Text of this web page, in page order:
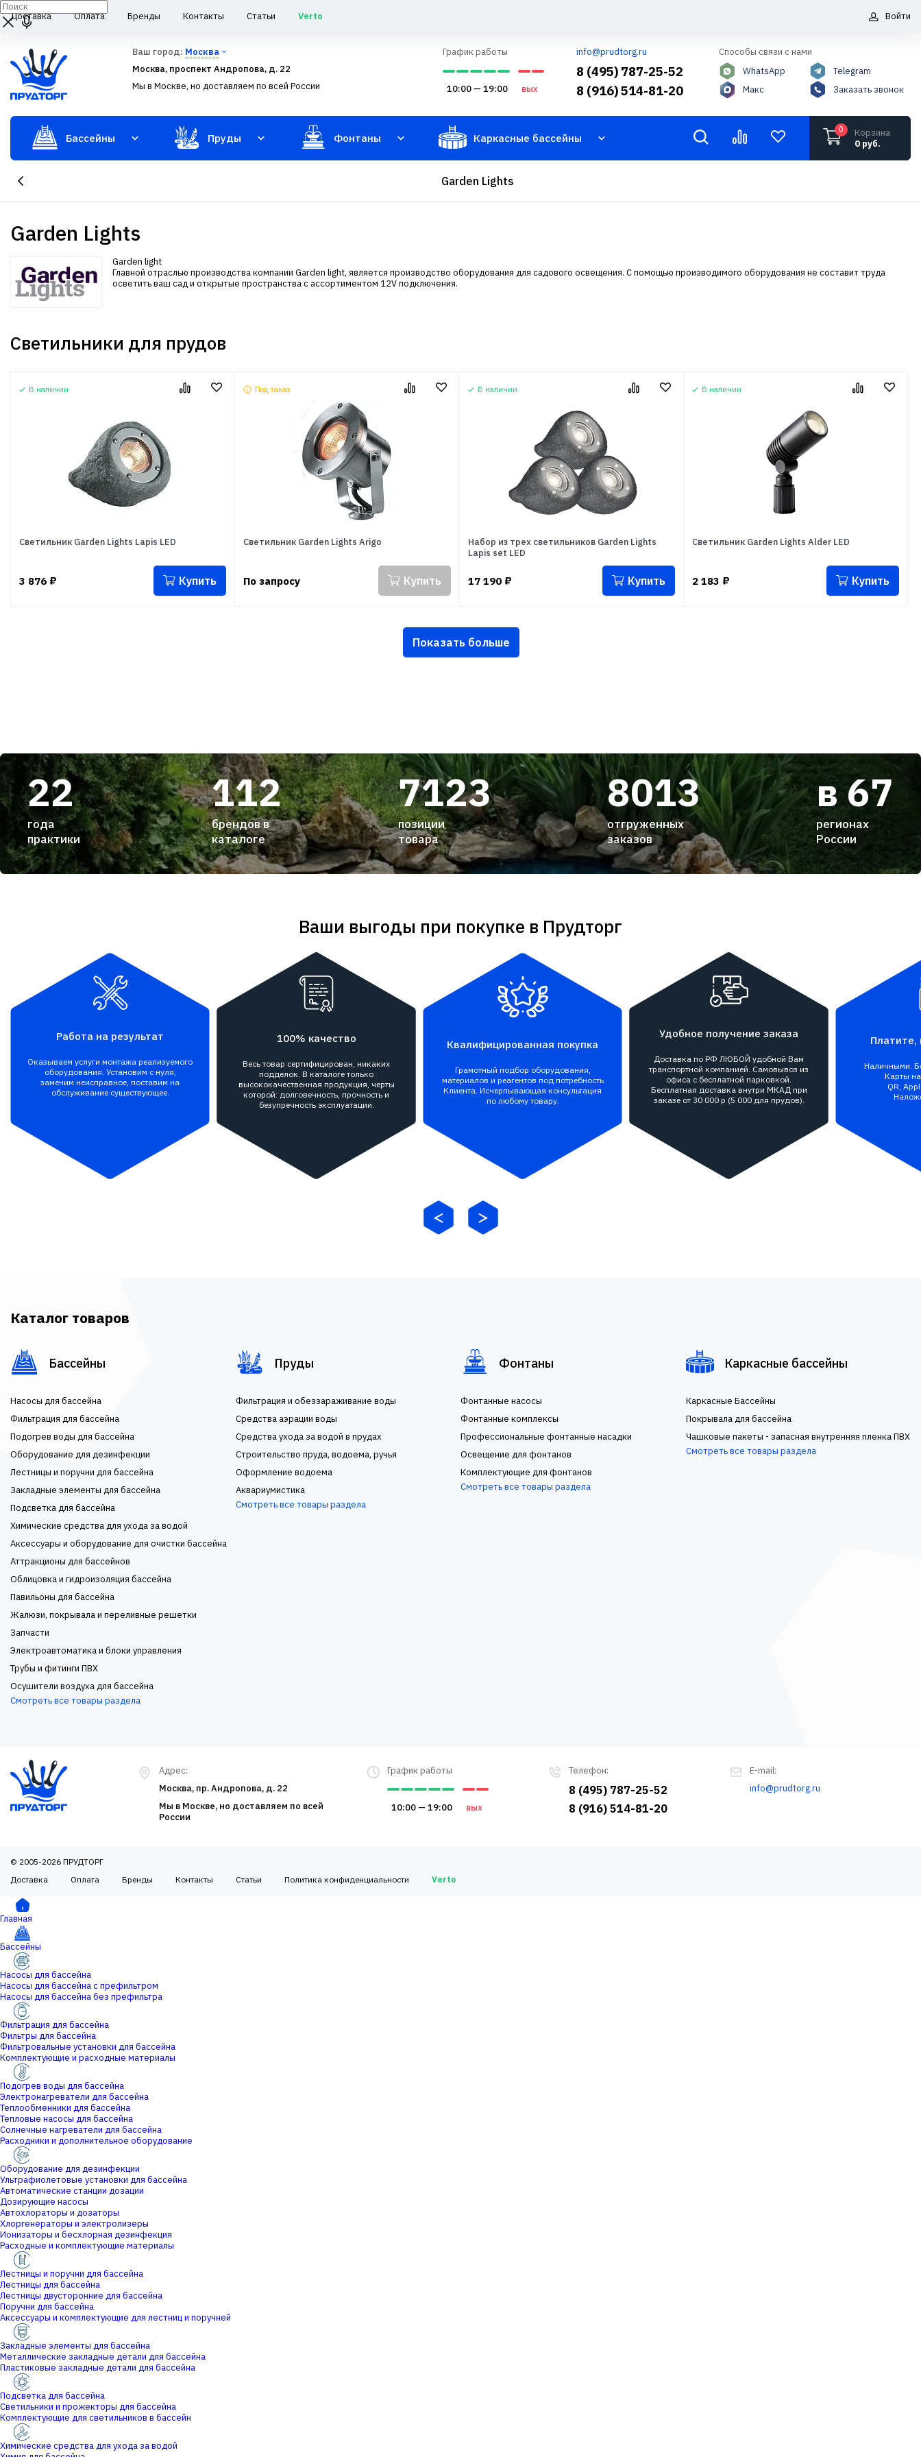
Доставка Оплата Бренды Контакты Статьи Verto Войти
Ваш город: Москва
Москва, проспект Андропова, д. 22
Мы в Москве, но доставляем по всей России
График работы
10:00 — 19:00 вых
info@prudtorg.ru
8 (495) 787-25-52
8 (916) 514-81-20
Способы связи с нами
WhatsApp
Макс
Telegram
Заказать звонок
Бассейны Пруды Фонтаны Каркасные бассейны
0
Корзина
0 руб.
Garden Lights
Garden Lights
Garden light
Главной отраслью производства компании Garden light, является производство оборудования для садового освещения. С помощью производимого оборудования не составит труда
осветить ваш сад и открытые пространства с ассортиментом 12V подключения.
Светильники для прудов
В наличии
Светильник Garden Lights Lapis LED
3 876 ₽ Купить
Под заказ
Светильник Garden Lights Arigo
По запросу Купить
В наличии
Набор из трех светильников Garden Lights
Lapis set LED
17 190 ₽ Купить
В наличии
Светильник Garden Lights Alder LED
2 183 ₽ Купить
Показать больше
22
года
практики
112
брендов в
каталоге
7123
позиции
товара
8013
отгруженных
заказов
в 67
регионах
России
Ваши выгоды при покупке в Прудторг
Работа на результат
Оказываем услуги монтажа реализуемого
оборудования. Установим с нуля,
заменим неисправное, поставим на
обслуживание существующее.
100% качество
Весь товар сертифицирован, никаких
подделок. В каталоге только
высококачественная продукция, черты
которой: долговечность, прочность и
безупречность эксплуатации.
Квалифицированная покупка
Грамотный подбор оборудования,
материалов и реагентов под потребность
Клиента. Исчерпывающая консультация
по любому товару.
Удобное получение заказа
Доставка по РФ ЛЮБОЙ удобной Вам
транспортной компанией. Самовывоз из
офиса с бесплатной парковкой.
Бесплатная доставка внутри МКАД при
заказе от 30 000 р (5 000 для прудов).
Платите,
Наличными.
Карты
QR,
Каталог товаров
Бассейны
Насосы для бассейна
Фильтрация для бассейна
Подогрев воды для бассейна
Оборудование для дезинфекции
Лестницы и поручни для бассейна
Закладные элементы для бассейна
Подсветка для бассейна
Химические средства для ухода за водой
Аксессуары и оборудование для очистки бассейна
Аттракционы для бассейнов
Облицовка и гидроизоляция бассейна
Павильоны для бассейна
Жалюзи, покрывала и переливные решетки
Запчасти
Электроавтоматика и блоки управления
Трубы и фитинги ПВХ
Осушители воздуха для бассейна
Смотреть все товары раздела
Пруды
Фильтрация и обеззараживание воды
Средства аэрации воды
Средства ухода за водой в прудах
Строительство пруда, водоема, ручья
Оформление водоема
Аквариумистика
Смотреть все товары раздела
Фонтаны
Фонтанные насосы
Фонтанные комплексы
Профессиональные фонтанные насадки
Освещение для фонтанов
Комплектующие для фонтанов
Смотреть все товары раздела
Каркасные бассейны
Каркасные Бассейны
Покрывала для бассейна
Чашковые пакеты - запасная внутренняя пленка ПВХ
Смотреть все товары раздела
Телефон:
8 (495) 787-25-52
8 (916) 514-81-20
График работы
10:00 — 19:00 вых
E-mail:
info@prudtorg.ru
Адрес:
Москва, пр. Андропова, д. 22
Мы в Москве, но доставляем по всей
России
© 2005-2026 ПРУДТОРГ
Доставка
Оплата Бренды Контакты Статьи Политика конфиденциальности Verto
Главная
Бассейны
Насосы для бассейна
Насосы для бассейна с префильтром
Насосы для бассейна без префильтра
Фильтрация для бассейна
Фильтры для бассейна
Фильтровальные установки для бассейна
Комплектующие и расходные материалы
Подогрев воды для бассейна
Электронагреватели для бассейна
Теплообменники для бассейна
Тепловые насосы для бассейна
Солнечные нагреватели для бассейна
Расходники и дополнительное оборудование
Оборудование для дезинфекции
Ультрафиолетовые установки для бассейна
Автоматические станции дозации
Дозирующие насосы
Автохлораторы и дозаторы
Хлоргенераторы и электролизеры
Ионизаторы и бесхлорная дезинфекция
Расходные и комплектующие материалы
Лестницы и поручни для бассейна
Лестницы для бассейна
Лестницы двусторонние для бассейна
Поручни для бассейна
Аксессуары и комплектующие для лестниц и поручней
Закладные элементы для бассейна
Металлические закладные детали для бассейна
Пластиковые закладные детали для бассейна
Подсветка для бассейна
Светильники и прожекторы для бассейна
Комплектующие для светильников в бассейн
Химические средства для ухода за водой